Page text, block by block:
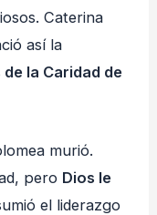
Caterina
así la
la Caridad de
murió.
pero Dios le
el liderazgo